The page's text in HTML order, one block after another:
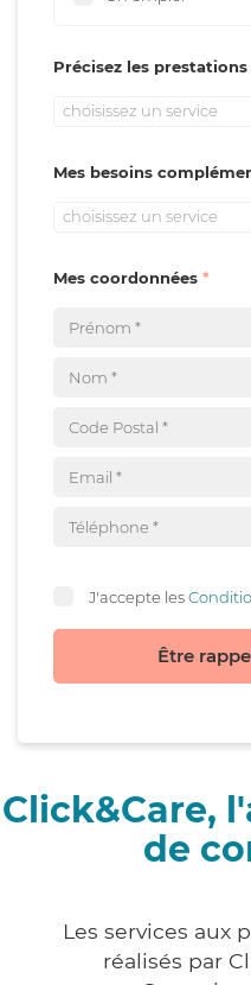
Précisez les
choisissez un service
Mes besoins
choisissez un service
Mes coordonnées
J'accepte les
Être
Click&Care,
de
Les services aux
réalisés par